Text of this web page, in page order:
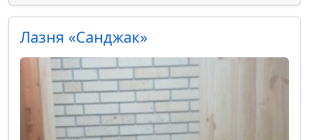
Лазня «Санджак»